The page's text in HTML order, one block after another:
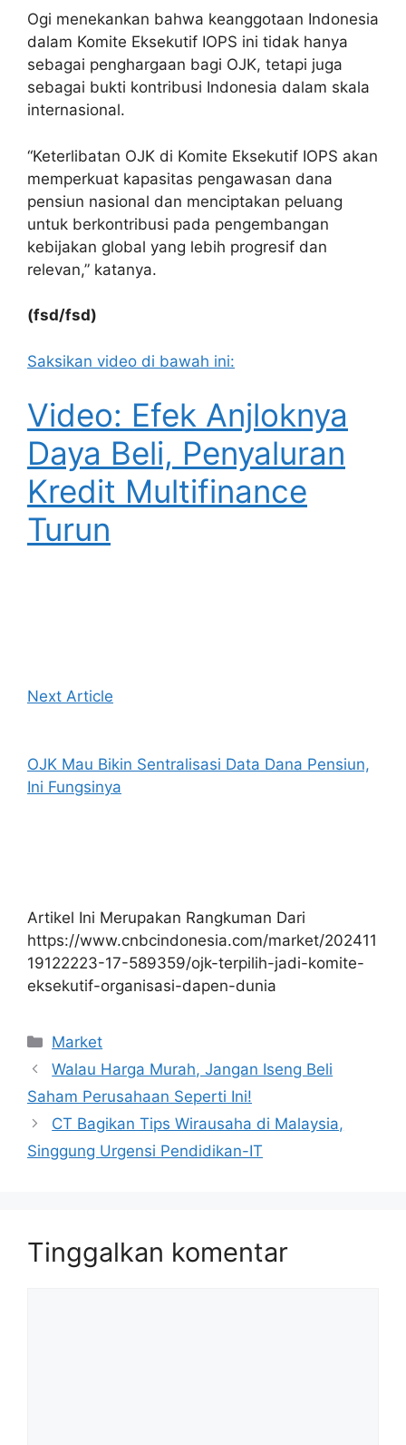
Ogi menekankan bahwa keanggotaan Indonesia
dalam Komite Eksekutif IOPS ini tidak hanya
sebagai penghargaan bagi OJK, tetapi juga
sebagai bukti kontribusi Indonesia dalam skala
internasional.
“Keterlibatan OJK di Komite Eksekutif IOPS akan
memperkuat kapasitas pengawasan dana
pensiun nasional dan menciptakan peluang
untuk berkontribusi pada pengembangan
kebijakan global yang lebih progresif dan
relevan,” katanya.
(fsd/fsd)
Saksikan video di bawah ini:
Video: Efek Anjloknya
Daya Beli, Penyaluran
Kredit Multifinance
Turun
Next Article
OJK Mau Bikin Sentralisasi Data Dana Pensiun,
Ini Fungsinya
Artikel Ini Merupakan Rangkuman Dari
https://www.cnbcindonesia.com/market/202411
19122223-17-589359/ojk-terpilih-jadi-komite-
eksekutif-organisasi-dapen-dunia
Kategori
Market
Walau Harga Murah, Jangan Iseng Beli
Saham Perusahaan Seperti Ini!
CT Bagikan Tips Wirausaha di Malaysia,
Singgung Urgensi Pendidikan-IT
Tinggalkan komentar